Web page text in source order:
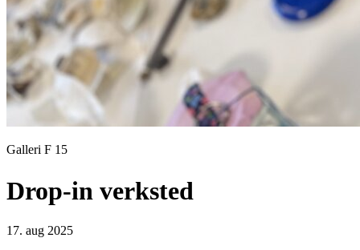
Galleri F 15
Drop-in verksted
17. aug 2025